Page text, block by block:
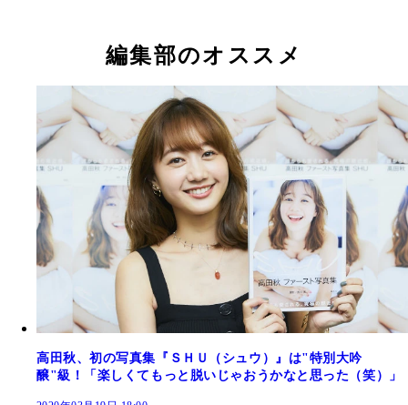
編集部のオススメ
高田秋、初の写真集『ＳＨＵ（シュウ）』は"特別大吟
醸"級！「楽しくてもっと脱いじゃおうかなと思った（笑）」